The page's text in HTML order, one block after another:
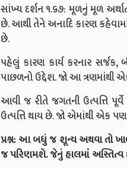
સાંખ્ય દર્શન ૧.૬૭: મૂળનું મૂળ
છે. આથી તેને અનાદિ કારણ
છે.
પહેલું કારણ કાર્ય કરનાર સર્જક,
પાછળનો ઉદ્દેશ. જો આ ત્રણમાંથી
આવી જ રીતે જગતની ઉત્પત્તિ
ઉત્પત્તિ થાય છે. જો એમાંથી એક
પ્રશ્ન: આ બધું જ શૂન્ય અથવા તો
જ પરિણમશે. જેનું હાલમાં